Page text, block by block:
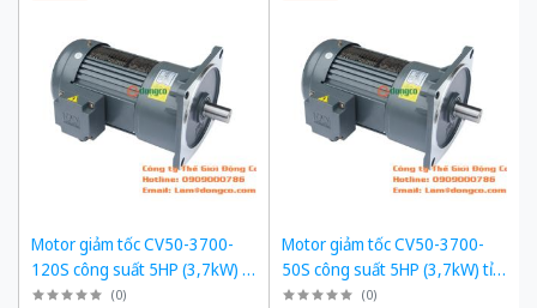
Motor giảm tốc CV50-3700-
120S công suất 5HP (3,7kW) tỉ
số truyền 1/120
(0)
Motor giảm tốc CV50-3700-
50S công suất 5HP (3,7kW) tỉ
số truyền 1/50
(0)